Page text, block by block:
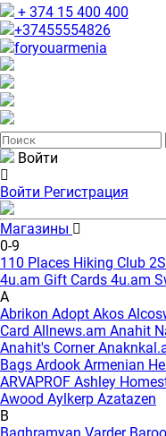
+ 374 15 400 400
+37455554826
foryouarmenia
Войти
Войти Регистрация
Магазины
0-9
110 Places Hiking Club
4u.am Gift Cards 4u.am
A
Abrikon Adopt Akos
Card Allnews.am Anahit
Anahit's Corner
Bags Ardook Armenian
ARVAPROF Ashley
Awood Aylkerp Azatazen
B